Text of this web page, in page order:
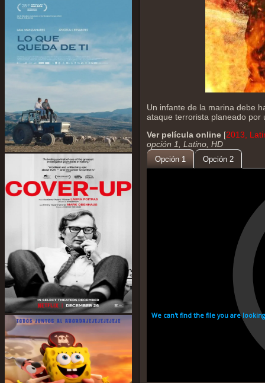
Un infante de la marina debe
ataque terrorista planeado por
Ver película online [2013,
opción 1, Latino, HD
Opción 1 Opción 2